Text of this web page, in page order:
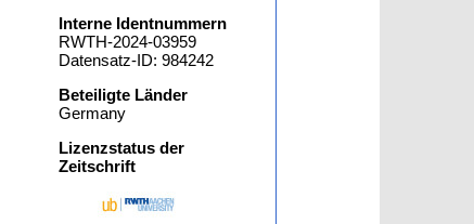
Interne Identnummern
RWTH-2024-03959
Datensatz-ID: 984242
Beteiligte Länder
Germany
Lizenzstatus der
Zeitschrift